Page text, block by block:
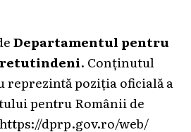
Departamentul pentru
. Conținutul
reprezintă poziția oficială a
pentru Românii de
https://dprp.gov.ro/web/